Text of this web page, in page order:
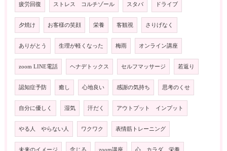
疲労回復 ストレス コルチゾール スタバ ドライブ
夕焼け お客様の笑顔 栄養 客観視 さりげなく
ありがとう 生理が軽くなった 梅雨 オンライン講座
zoom LINE電話 ヘナデトックス セルフマッサージ 若返り
認知症予防 癒し 心地良い 感謝の気持ち 思考のくせ
自分に優しく 湿気 汗だく アウトプット インプット
やる人 やらない人 ワクワク 表情筋トレーニング
未来のイメージ 念じる zoom講座 心 カラダ 栄養